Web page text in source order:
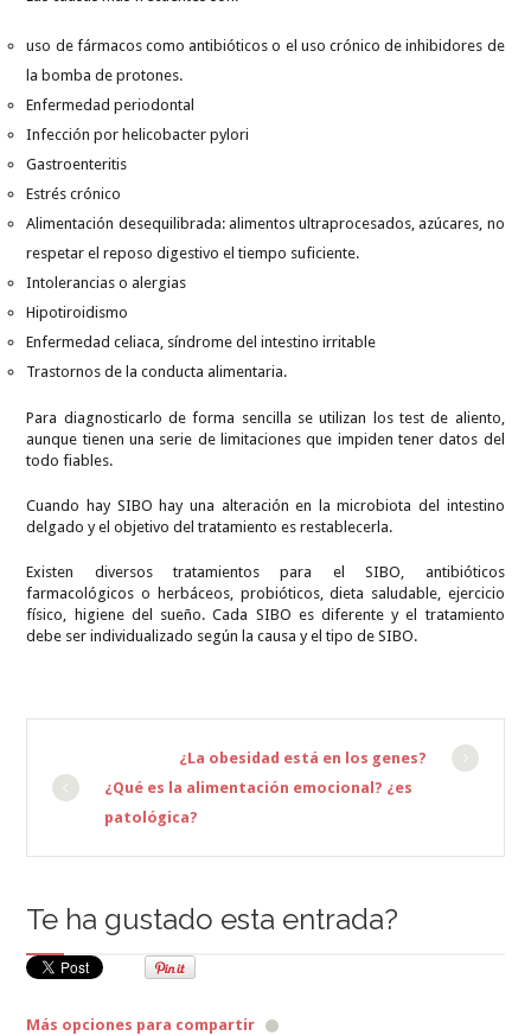
uso de fármacos como antibióticos o el uso crónico de inhibidores de
la bomba de protones.
Enfermedad periodontal
Infección por helicobacter pylori
Gastroenteritis
Estrés crónico
Alimentación desequilibrada: alimentos ultraprocesados, azúcares, no
respetar el reposo digestivo el tiempo suficiente.
Intolerancias o alergias
Hipotiroidismo
Enfermedad celiaca, síndrome del intestino irritable
Trastornos de la conducta alimentaria.
Para diagnosticarlo de forma sencilla se utilizan los test de aliento,
aunque tienen una serie de limitaciones que impiden tener datos del
todo fiables.
Cuando hay SIBO hay una alteración en la microbiota del intestino
delgado y el objetivo del tratamiento es restablecerla.
Existen diversos tratamientos para el SIBO, antibióticos
farmacológicos o herbáceos, probióticos, dieta saludable, ejercicio
físico, higiene del sueño. Cada SIBO es diferente y el tratamiento
debe ser individualizado según la causa y el tipo de SIBO.
¿La obesidad está en los genes?
¿Qué es la alimentación emocional? ¿es
patológica?
Te ha gustado esta entrada?
Más opciones para compartir